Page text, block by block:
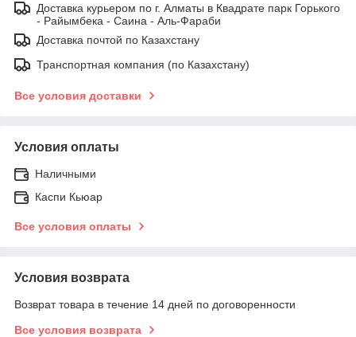
Доставка курьером по г. Алматы в Квадрате парк Горького
- Райымбека - Саина - Аль-Фараби
Доставка почтой по Казахстану
Транспортная компания (по Казахстану)
Все условия доставки
Условия оплаты
Наличными
Каспи Кьюар
Все условия оплаты
Условия возврата
Возврат товара в течение 14 дней по договоренности
Все условия возврата